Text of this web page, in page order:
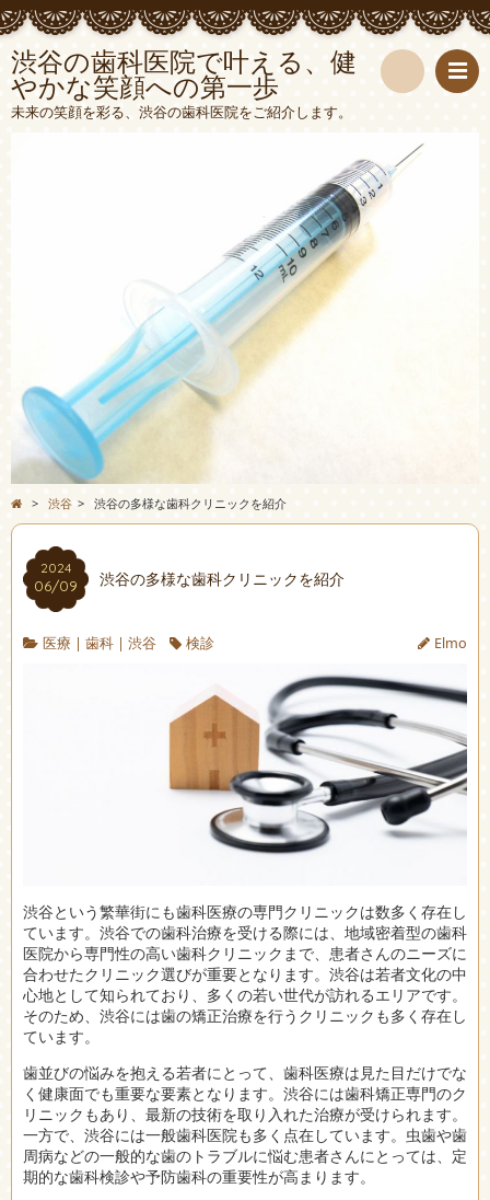
渋谷の歯科医院で叶える、健
やかな笑顔への第一歩
未来の笑顔を彩る、渋谷の歯科医院をご紹介します。
索
> 渋谷 > 渋谷の多様な歯科クリニックを紹介
2024
06/09 渋谷の多様な歯科クリニックを紹介
医療 | 歯科| 渋谷 検診 Elmo
渋谷という繁華街にも歯科医療の専門クリニックは数多く存在し
ています。 渋谷での歯科治療を受ける際には、地域密着型の歯科
医院から専門性の高い歯科クリニックまで、患者さんのニーズに
合わせたクリニック選びが重要となります。渋谷は若者文化の中
心地として知られており、多くの若い世代が訪れるエリアです。
そのため、渋谷には歯の矯正治療を行うクリニックも多く存在し
ています。
歯並びの悩みを抱える若者にとって、歯科医療は見た目だけでな
く健康面でも重要な要素となります。渋谷には歯科矯正専門のク
リニックもあり、最新の技術を取り入れた治療が受けられます。
一方で、渋谷には一般歯科医院も多く点在しています。虫歯や歯
周病などの一般的な歯のトラブルに悩む患者さんにとっては、定
期的な歯科検診や予防歯科の重要性が高まります。